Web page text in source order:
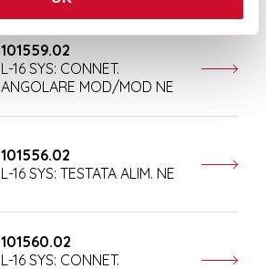
101559.02
L-16 SYS: CONNET.
ANGOLARE MOD/MOD NE
101556.02
L-16 SYS: TESTATA ALIM. NE
101560.02
L-16 SYS: CONNET.